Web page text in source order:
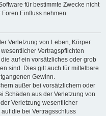
für bestimmte Zwecke nicht
Einfluss nehmen.
Verletzung von Leben, Körper
Vertragspflichten
auf ein vorsätzliches oder grob
sind. Dies gilt auch für mittelbare
Gewinn.
außer bei vorsätzlichem oder
Schäden aus der Verletzung von
Verletzung wesentlicher
die bei Vertragsschluss